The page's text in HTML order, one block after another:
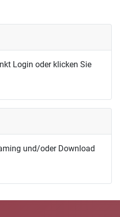
Login oder klicken Sie
und/oder Download